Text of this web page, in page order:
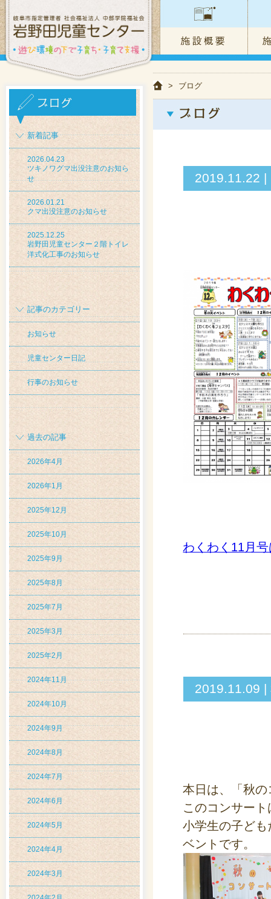
新着記事
2026.04.23
ツキノワグマ出没注意のお知ら
せ
2026.01.21
クマ出没注意のお知らせ
2025.12.25
岩野田児童センター２階トイレ
洋式化工事のお知らせ
記事のカテゴリー
お知らせ
児童センター日記
行事のお知らせ
過去の記事
2026年4月
2026年1月
2025年12月
2025年10月
2025年9月
2025年8月
2025年7月
2025年3月
2025年2月
2024年11月
2024年10月
2024年9月
2024年8月
2024年7月
2024年6月
2024年5月
2024年4月
2024年3月
> ブログ
2019.11.22
わくわく11月
2019.11.09
本日は、「秋
このコンサー
小学生の子ど
ベントです。